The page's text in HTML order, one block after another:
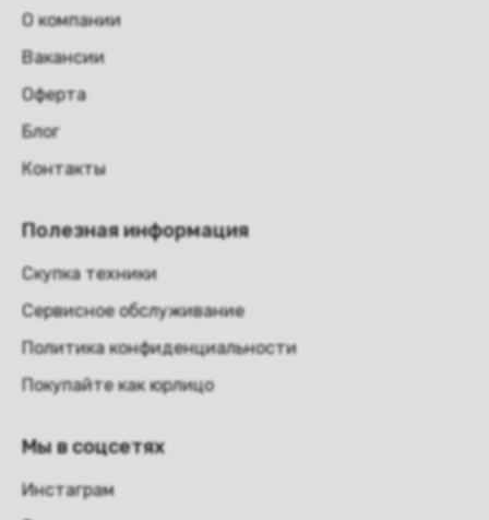
О компании
Вакансии
Оферта
Блог
Контакты
Полезная информация
Скупка техники
Сервисное обслуживание
Политика конфиденциальности
Покупайте как юрлицо
Мы в соцсетях
Инстаграм